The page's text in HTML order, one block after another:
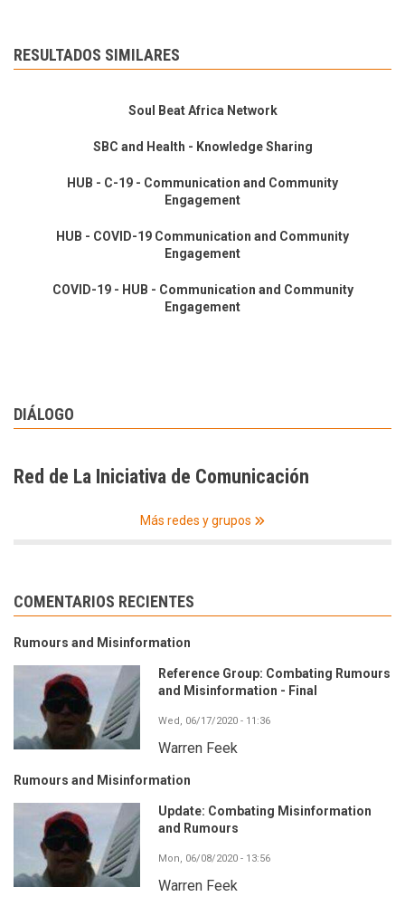
RESULTADOS SIMILARES
Soul Beat Africa Network
SBC and Health - Knowledge Sharing
HUB - C-19 - Communication and Community
Engagement
HUB - COVID-19 Communication and Community
Engagement
COVID-19 - HUB - Communication and Community
Engagement
DIÁLOGO
Red de La Iniciativa de Comunicación
Más redes y grupos
COMENTARIOS RECIENTES
Rumours and Misinformation
Reference Group: Combating Rumours
and Misinformation - Final
Wed, 06/17/2020 - 11:36
Warren Feek
Rumours and Misinformation
Update: Combating Misinformation
and Rumours
Mon, 06/08/2020 - 13:56
Warren Feek